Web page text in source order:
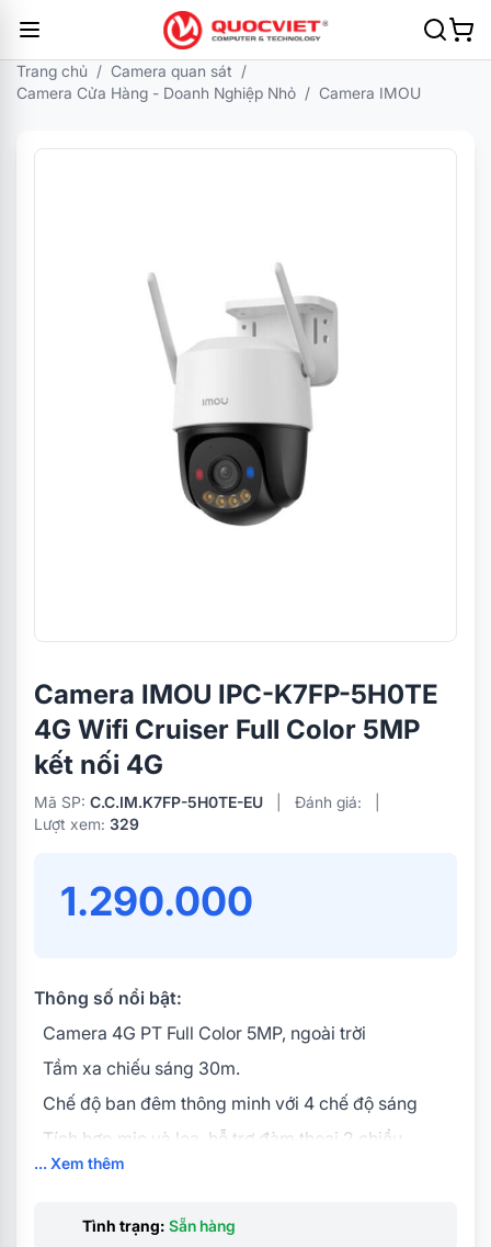
Trang chủ / Camera quan sát /
Camera Cửa Hàng - Doanh Nghiệp Nhỏ / Camera IMOU
Camera IMOU IPC-K7FP-5H0TE
4G Wifi Cruiser Full Color 5MP
kết nối 4G
Mã SP: C.C.IM.K7FP-5H0TE-EU Đánh giá:
Lượt xem: 329
1.290.000
Thông số nổi bật:
Camera 4G PT Full Color 5MP, ngoài trời
Tầm xa chiếu sáng 30m.
Chế độ ban đêm thông minh với 4 chế độ sáng
Tích hợp mic và loa, hỗ trợ đàm thoại 2 chiều
Hỗ trợ phát hiện con người, phát hiện chuyển động,
Hỗ trợ khe cắm thẻ nhớ Micro SD lên đến 512GB
... Xem thêm
Tình trạng: Sẵn hàng